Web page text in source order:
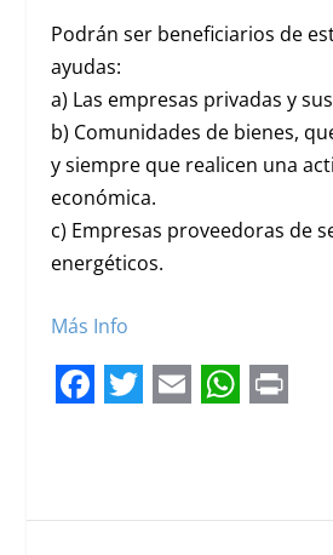
Podrán ser beneficiarios de
ayudas:
a) Las empresas privadas y
b) Comunidades de bienes,
y siempre que realicen una
económica.
c) Empresas proveedoras de
energéticos.
Más Info
e t i t n